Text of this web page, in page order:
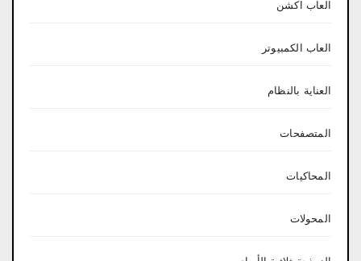
العاب اكشن
العاب الكمبيوتر
العناية بالنظام
المتصفحات
المحاكيات
المحولات